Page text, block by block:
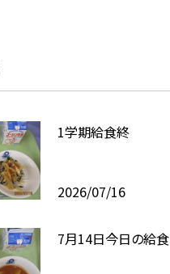
1学期給食終
2026/07/16
7月14日今日の給食